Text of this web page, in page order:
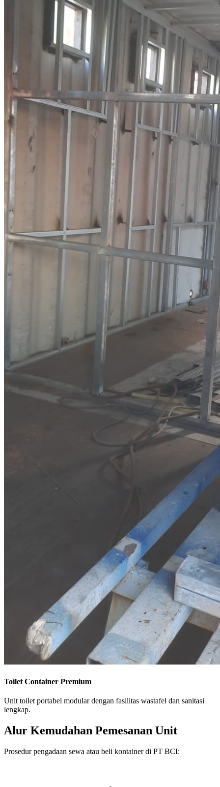
Toilet Container Premium
Unit toilet portabel modular dengan fasilitas wastafel dan sanitasi
lengkap.
Alur Kemudahan Pemesanan Unit
Prosedur pengadaan sewa atau beli kontainer di PT BCI: